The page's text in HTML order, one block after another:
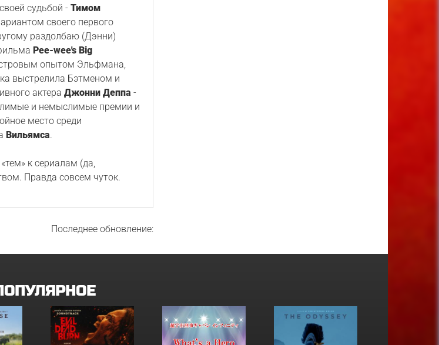
судьбой -Тимом
своего первого
раздолбаю (Дэнни)
Pee-wee's Big
опытом Эльфмана,
выстрелила Бэтменом и
актераДжонни Деппа -
и немыслимые премии и
место среди
Вильямса.
к сериалам (да,
Правда совсем чуток.
Последнее обновление: